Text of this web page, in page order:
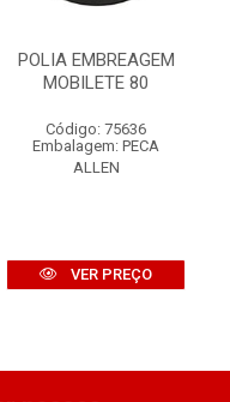
POLIA EMBREAGEM
MOBILETE 80
Código: 75636
Embalagem: PECA
ALLEN
VER PREÇO